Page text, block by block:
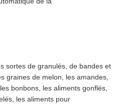
sortes de granulés, de bandes et
graines de melon, les amandes,
bonbons, les aliments gonflés,
les aliments pour